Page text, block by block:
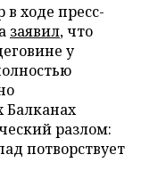
ходе пресс-
заявил, что
у
Балканах
разлом:
потворствует